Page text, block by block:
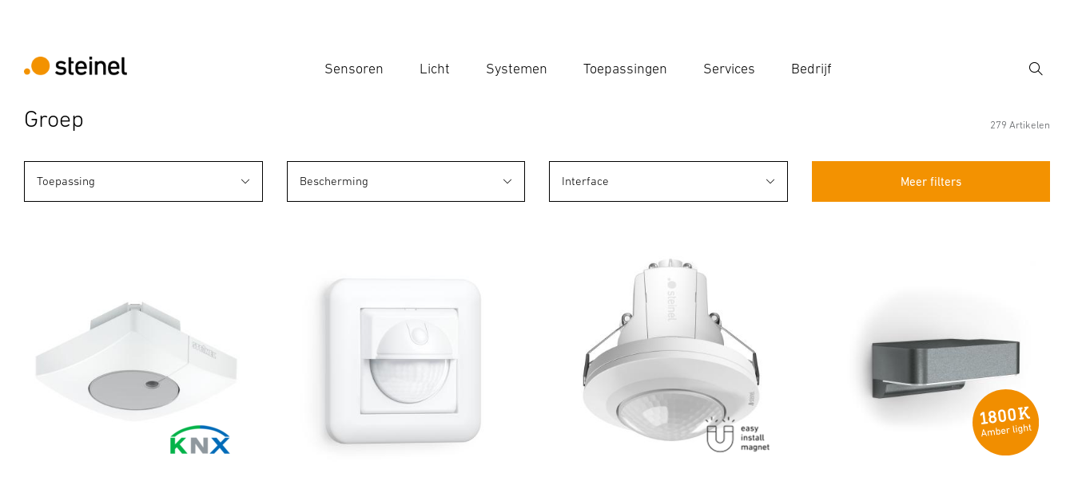
Sensoren Licht Systemen Toepassingen Services Bedrijf
Zoek
Groep 279 Artikelen
Meer filters
Toepassing Bescherming Interface